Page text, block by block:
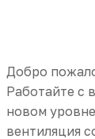
Добро
Работайте с
новом
вентиляция